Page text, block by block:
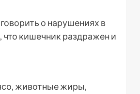
о нарушениях в
что кишечник раздражен и
животные жиры,